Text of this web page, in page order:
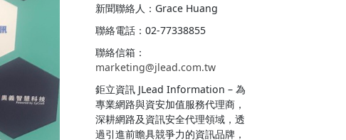
新聞聯絡人：Grace Huang
聯絡電話：02-77338855
聯絡信箱：
marketing@jlead.com.tw
鉅立資訊 JLead Information – 為
專業網路與資安加值服務代理商，
深耕網路及資訊安全代理領域，透
過引進前瞻具競爭力的資訊品牌，